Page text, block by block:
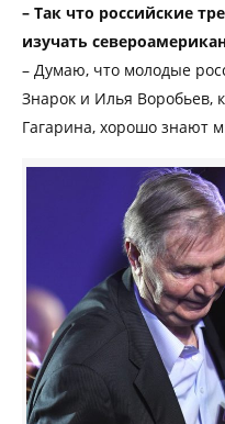
– Так что российские
изучать
– Думаю, что молодые
Знарок и Илья Воробьев,
Гагарина, хорошо знают